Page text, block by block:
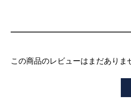
この商品のレビューはまだありま